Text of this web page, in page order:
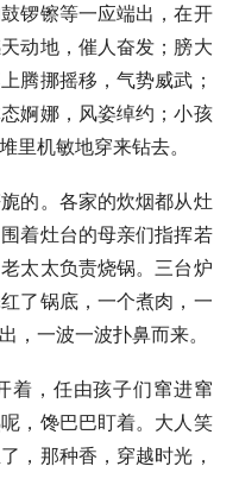
锣镲等一应端出，在开
动地，催人奋发；膀大
腾挪摇移，气势威武；
婀娜，风姿绰约；小孩
里机敏地穿来钻去。
的。各家的炊烟都从灶
着灶台的母亲们指挥若
太太负责烧锅。三台炉
了锅底，一个煮肉，一
，一波一波扑鼻而来。
着，任由孩子们窜进窜
，馋巴巴盯着。大人笑
，那种香，穿越时光，